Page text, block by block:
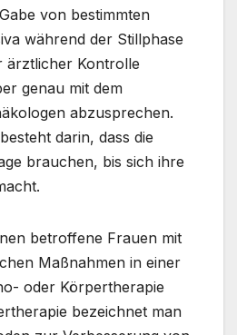
von bestimmten
während der Stillphase
ärztlicher Kontrolle
genau mit dem
abzusprechen.
darin, dass die
brauchen, bis sich ihre
betroffene Frauen mit
Maßnahmen in einer
oder Körpertherapie
bezeichnet man